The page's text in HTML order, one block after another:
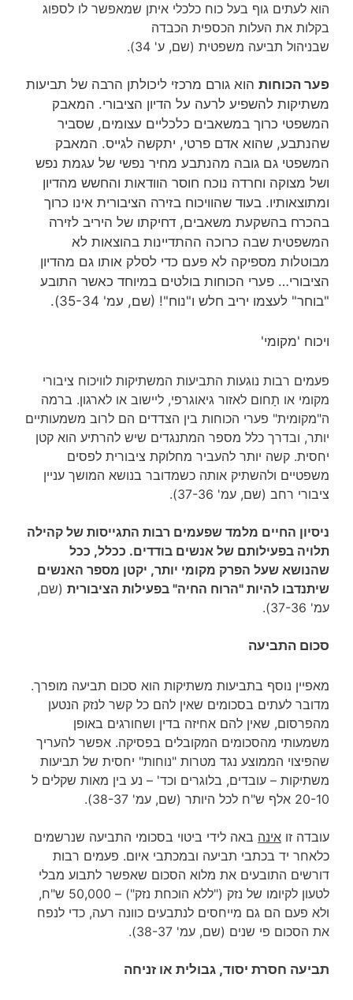
הוא לעתים גוף בעל כוח כלכלי איתן שמאפשר לו לספוג
בקלות את העלות הכספית הכבדה
שבניהול תביעה משפטית (שם, ע' 34).
פער הכוחות הוא גורם מרכזי ליכולתן הרבה של תביעות
משתיקות להשפיע לרעה על הדיון הציבורי. המאבק
המשפטי כרוך במשאבים כלכליים עצומים, שסביר
שהנתבע, שהוא אדם פרטי, יתקשה לגייס. המאבק
המשפטי גם גובה מהנתבע מחיר נפשי של עגמת נפש
ושל מצוקה וחרדה נוכח חוסר הוודאות והחשש מהדיון
ומתוצאותיו. בעוד שהוויכוח בזירה הציבורית אינו כרוך
בהכרח בהשקעת משאבים, דחיקתו של היריב לזירה
המשפטית שבה כרוכה ההתדיינות בהוצאות לא
מבוטלות מספיקה לא פעם כדי לסלק אותו גם מהדיון
הציבורי… פערי הכוחות בולטים במיוחד כאשר התובע
"בוחר" לעצמו יריב חלש ו"נוח"! (שם, עמ' 35-34).
ויכוח 'מקומי'
פעמים רבות נוגעות התביעות המשתיקות לוויכוח ציבורי
מקומי או תָחום לאזור גיאוגרפי, ליישוב או לארגון. ברמה
ה"מקומית" פערי הכוחות בין הצדדים הם לרוב משמעותיים
יותר, ובדרך כלל מספר המתנגדים שיש להרתיע הוא קטן
יחסית. קשה יותר להעביר מחלוקת ציבורית לפסים
משפטיים ולהשתיק אותה כשמדובר בנושא המושך עניין
ציבורי רחב (שם, עמ' 37-36).
ניסיון החיים מלמד שפעמים רבות התגייסות של קהילה
תלויה בפעילותם של אנשים בודדים. ככלל, ככל
שהנושא שעל הפרק מקומי יותר, יקטן מספר האנשים
שיתנדבו להיות "הרוח החיה" בפעילות הציבורית (שם,
עמ' 37-36).
סכום התביעה
מאפיין נוסף בתביעות משתיקות הוא סכום תביעה מופרך.
מדובר לעתים בסכומים שאין להם כל קשר לנזק הנטען
מהפרסום, שאין להם אחיזה בדין ושחורגים באופן
משמעותי מהסכומים המקובלים בפסיקה. אפשר להעריך
שהפיצוי הממוצע נגד מטרות "נוחות" יחסית של תביעות
משתיקות – עובדים, בלוגרים וכד' – נע בין מאות שקלים ל
20-10 אלף ש"ח לכל היותר (שם, עמ' 38-37).
עובדה זו אינה באה לידי ביטוי בסכומי התביעה שנרשמים
כלאחר יד בכתבי תביעה ובמכתבי איום. פעמים רבות
דורשים התובעים את מלוא הסכום שאפשר לתבוע מבלי
לטעון לקיומו של נזק ("ללא הוכחת נזק") – 50,000 ש"ח,
ולא פעם הם גם מייחסים לנתבעים כוונה רעה, כדי לנפח
את הסכום פי שנים (שם, עמ' 38-37).
תביעה חסרת יסוד, גבולית או זניחה